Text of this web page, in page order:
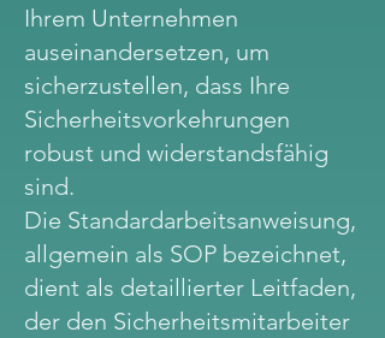
Ihrem Unternehmen
auseinandersetzen, um
sicherzustellen, dass Ihre
Sicherheitsvorkehrungen
robust und widerstandsfähig
sind.
Die Standardarbeitsanweisung,
allgemein als SOP bezeichnet,
dient als detaillierter Leitfaden,
der den Sicherheitsmitarbeiter